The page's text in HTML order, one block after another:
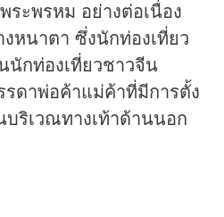
ระพรหม อย่างต่อเนื่อง
หนาตา ซึ่งนักท่องเที่ยว
นักท่องเที่ยวชาวจีน
รดาพ่อค้าแม่ค้าที่มีการตั้ง
ริเวณทางเท้าด้านนอก